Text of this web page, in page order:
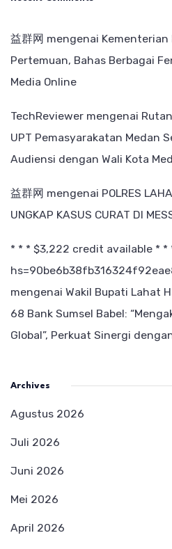
益群网 mengenai Kementerian
Pertemuan, Bahas Berbagai
Media Online
TechReviewer mengenai
UPT Pemasyarakatan Medan
Audiensi dengan Wali Kota
益群网 mengenai POLRES
UNGKAP KASUS CURAT DI
* * * $3,222 credit available * *
mengenai Wakil Bupati Lahat
68 Bank Sumsel Babel:
Global”, Perkuat Sinergi
Archives
Agustus 2026
Juli 2026
Juni 2026
Mei 2026
April 2026